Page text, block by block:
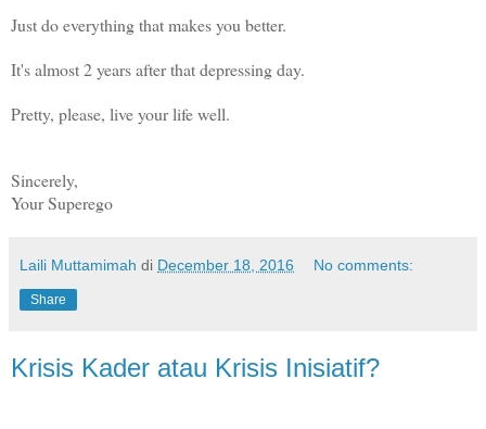
Just do everything that makes you better.
It's almost 2 years after that depressing day.
Pretty, please, live your life well.
Sincerely,
Your Superego
Laili Muttamimah di December 18, 2016 No comments:
Share
Krisis Kader atau Krisis Inisiatif?